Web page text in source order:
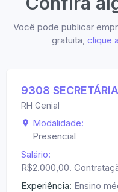
Você pode publicar
gratuita, clique
9308
RH Genial
Modalidade:
Presencial
Salário:
R$2.000,00.
Experiência: Ensino